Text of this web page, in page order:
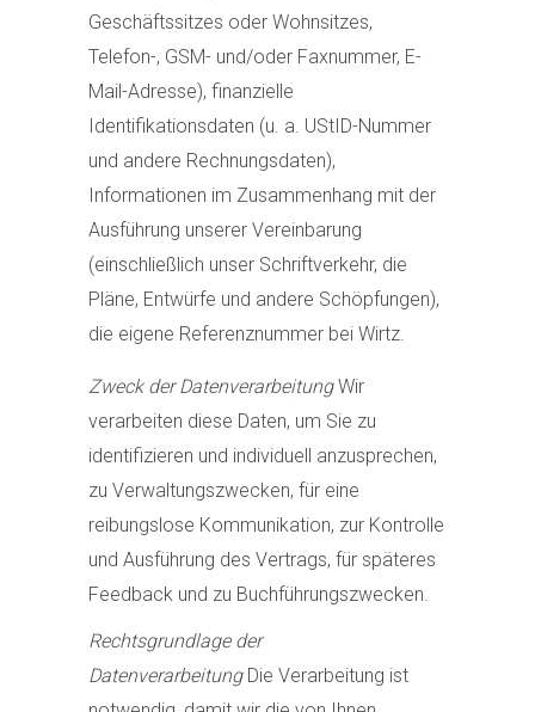
Geschäftssitzes oder Wohnsitzes,
Telefon-, GSM- und/oder Faxnummer, E-
Mail-Adresse), finanzielle
Identifikationsdaten (u. a. UStID-Nummer
und andere Rechnungsdaten),
Informationen im Zusammenhang mit der
Ausführung unserer Vereinbarung
(einschließlich unser Schriftverkehr, die
Pläne, Entwürfe und andere Schöpfungen),
die eigene Referenznummer bei Wirtz.
Zweck der DatenverarbeitungWir
verarbeiten diese Daten, um Sie zu
identifizieren und individuell anzusprechen,
zu Verwaltungszwecken, für eine
reibungslose Kommunikation, zur Kontrolle
und Ausführung des Vertrags, für späteres
Feedback und zu Buchführungszwecken.
Rechtsgrundlage der
DatenverarbeitungDie Verarbeitung ist